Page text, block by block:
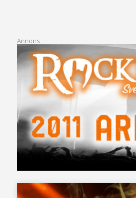
Annons